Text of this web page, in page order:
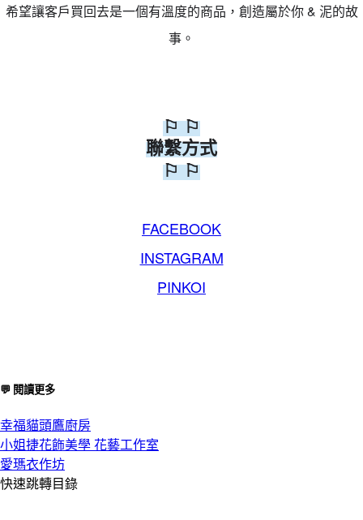
希望讓客戶買回去是一個有溫度的商品，創造屬於你 & 泥的故
事。
⚐ ⚐
聯繫方式
⚐ ⚐
FACEBOOK
INSTAGRAM
PINKOI
💬 閱讀更多
幸福貓頭鷹廚房
小姐捷花飾美學 花藝工作室
愛瑪衣作坊
快速跳轉目錄